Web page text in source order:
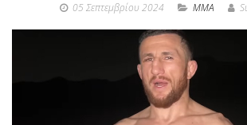
05 Σεπτεμβρίου 2024 MMA